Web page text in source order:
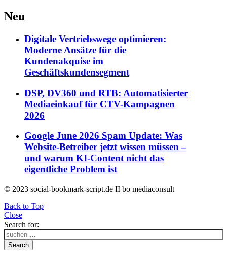
Neu
Digitale Vertriebswege optimieren:
Moderne Ansätze für die
Kundenakquise im
Geschäftskundensegment
DSP, DV360 und RTB: Automatisierter
Mediaeinkauf für CTV-Kampagnen
2026
Google June 2026 Spam Update: Was
Website-Betreiber jetzt wissen müssen –
und warum KI-Content nicht das
eigentliche Problem ist
© 2023 social-bookmark-script.de II bo mediaconsult
Back to Top
Close
Search for:
Search